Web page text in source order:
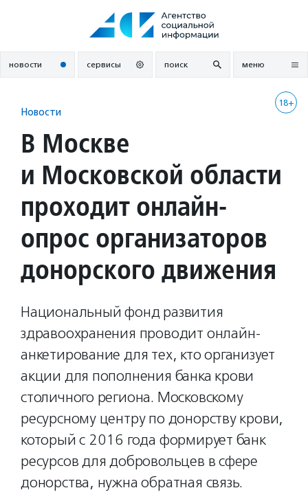
новости сервисы поиск меню
18+
Новости
В Москве
и Московской области
проходит онлайн-
опрос организаторов
донорского движения
Национальный фонд развития
здравоохранения проводит онлайн-
анкетирование для тех, кто организует
акции для пополнения банка крови
столичного региона. Московскому
ресурсному центру по донорству крови,
который с 2016 года формирует банк
ресурсов для добровольцев в сфере
донорства, нужна обратная связь.